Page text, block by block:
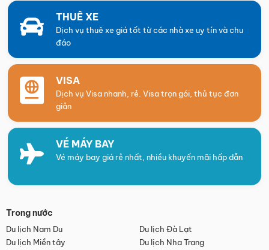
THUÊ XE
Dịch vụ thuê xe giá tốt từ các nhà xe uy tín và chu
đáo
VISA
Dịch vụ Visa nhanh, rẻ. Visa trọn gói, thủ tục đơn
giản
VÉ MÁY BAY
Vé máy bay giá rẻ nhất, nhiều khuyến mãi hấp dẫn
Trong nước
Du lịch Nam Du
Du lịch Đà Lạt
Du lịch Miền tây
Du lịch Nha Trang